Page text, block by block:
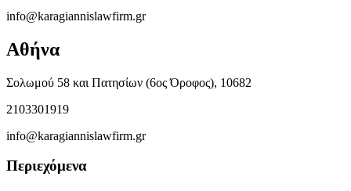
info@karagiannislawfirm.gr
Αθήνα
Σολωμού 58 και Πατησίων (6ος Όροφος), 10682
2103301919
info@karagiannislawfirm.gr
Περιεχόμενα